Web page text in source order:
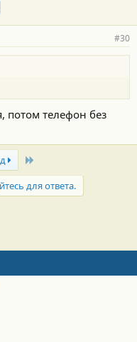
#30
потом телефон без
для ответа.
почта